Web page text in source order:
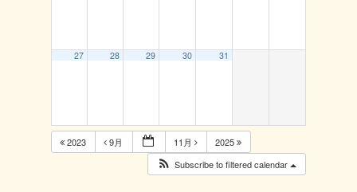
27 28 29 30 31
2023 9月 11月
2025
Subscribe to filtered calendar